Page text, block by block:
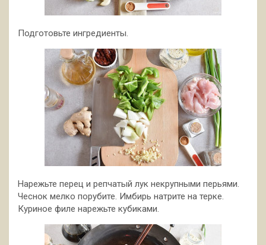
Подготовьте ингредиенты.
Нарежьте перец и репчатый лук некрупными перьями.
Чеснок мелко порубите. Имбирь натрите на терке.
Куриное филе нарежьте кубиками.